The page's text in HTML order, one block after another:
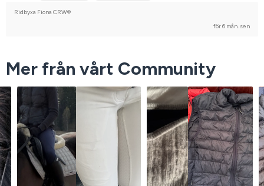
Ridbyxa Fiona CRW®
för 6 mån. sen
Mer från vårt Community